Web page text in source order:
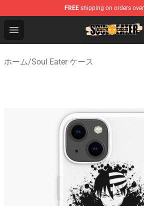
FREE shipping on orders
Open menu
Soul Eater Store - Official Soul
ホーム/Soul Eater ケース